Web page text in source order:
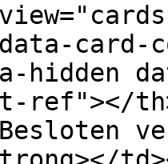
hidden
ref"></